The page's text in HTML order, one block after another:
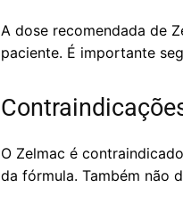
A dose recomendada de
paciente. É importante
O Zelmac é
da fórmula. Também não